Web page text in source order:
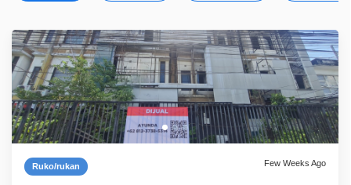
Ruko/rukan Few Weeks Ago